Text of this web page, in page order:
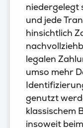
niedergelegt
und jede
hinsichtlich
legalen
umso mehr
genutzt
klassischem
insoweit